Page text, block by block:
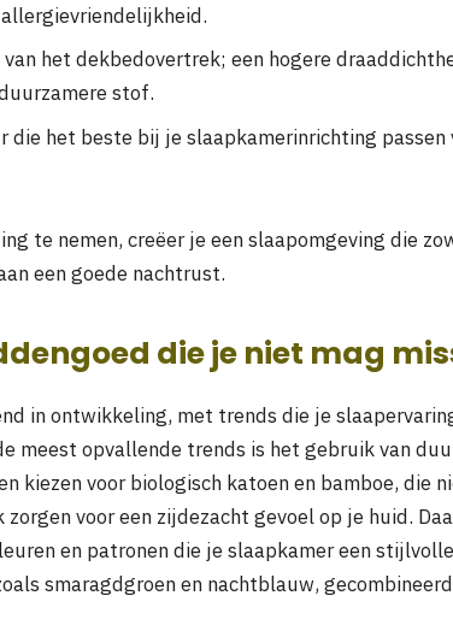
het dekbedovertrek; een hogere
stof.
die het beste bij je slaapkamerinrichting passen
te nemen, creëer je een slaapomgeving die
een goede nachtrust.
die je niet mag
in ontwikkeling, met trends die je
meest opvallende trends is het gebruik van
kiezen voor biologisch katoen en bamboe, die
voor een zijdezacht gevoel op je huid.
en patronen die je slaapkamer een
smaragdgroen en nachtblauw,